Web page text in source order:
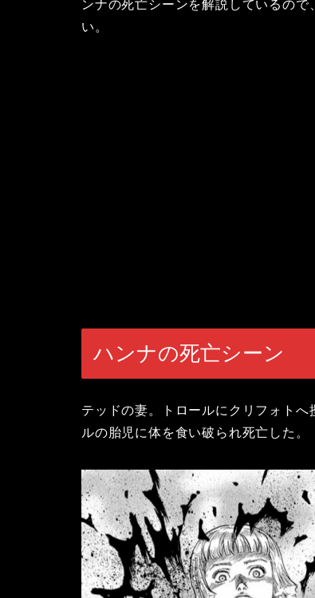
ンナの死亡シーンを解説しているの
い。
ハンナの死亡シーン
テッドの妻。トロールにクリフォト
ルの胎児に体を食い破られ死亡した。